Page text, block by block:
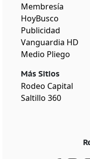
Membresía
HoyBusco
Publicidad
Vanguardia HD
Medio Pliego
Más Sitios
Rodeo Capital
Saltillo 360